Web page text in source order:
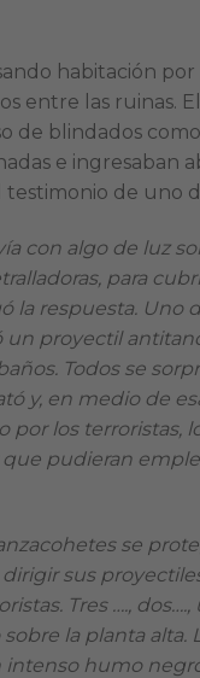
habitación
entre las ruinas.
de blindados
e ingresaban
de uno
con algo de luz
para
la respuesta. Uno
un proyectil
Todos se
y, en medio de
por los terroristas,
pudieran
se
sus
Tres ….,
la planta alta.
humo